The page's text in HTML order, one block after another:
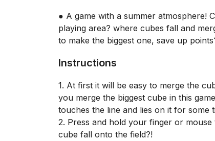
● A game with a summer atmosphere!
playing area? where cubes fall and
to make the biggest one, save up
Instructions
1. At first it will be easy to merge the
you merge the biggest cube in this
touches the line and lies on it for some
2. Press and hold your finger or
cube fall onto the field?!